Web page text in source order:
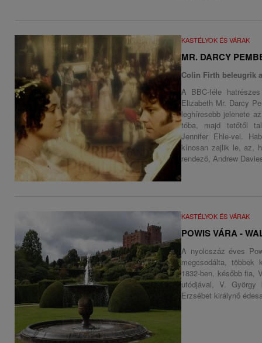
KASTÉLYOK ÉS VÁRAK
MR. DARCY
Colin Firth beleugrik
A BBC-féle
Elizabeth Mr. Darcy
leghíresebb jelenete
tóba, majd tetőtől
Jennifer Ehle-vel.
kínosan zajlik le, az,
rendező, Andrew
KASTÉLYOK ÉS VÁRAK
POWIS VÁRA -
A nyolcszáz éves
megcsodálta, többek
1832-ben, később fia,
utódjával, V.
Erzsébet királynő